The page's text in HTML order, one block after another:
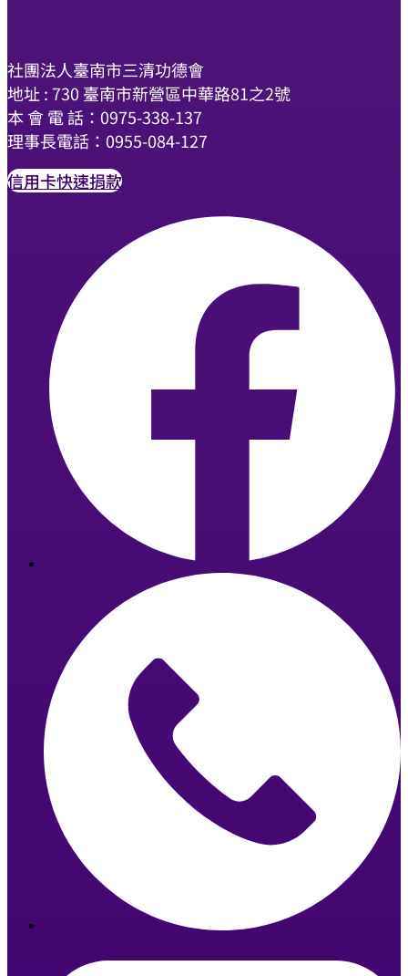
社團法人臺南市三清功德會
地址 : 730 臺南市新營區中華路81之2號
本 會 電 話：0975-338-137
理事長電話：0955-084-127
信用卡快速捐款